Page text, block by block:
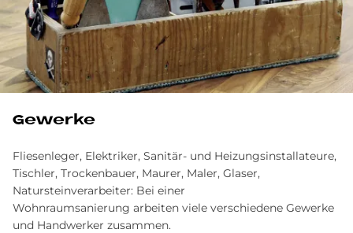
Gewerke
Fliesenleger, Elektriker, Sanitär- und Heizungsinstallateure,
Tischler, Trockenbauer, Maurer, Maler, Glaser,
Natursteinverarbeiter: Bei einer
Wohnraumsanierung arbeiten viele verschiedene Gewerke
und Handwerker zusammen.